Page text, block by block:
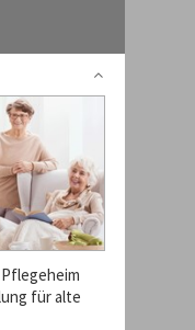
für alte